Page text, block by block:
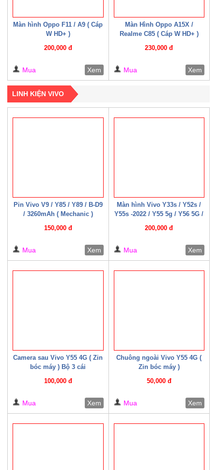
Màn hình Oppo F11 / A9 ( Cáp
W HD+ )
200,000 đ
Mua Xem
Màn Hình Oppo A15X /
Realme C85 ( Cáp W HD+ )
230,000 đ
Mua Xem
LINH KIỆN VIVO
Pin Vivo V9 / Y85 / Y89 / B-D9
/ 3260mAh ( Mechanic )
150,000 đ
Mua Xem
Màn hình Vivo Y33s / Y52s /
Y55s -2022 / Y55 5g / Y56 5G /
Y77e / Y72t / U5 / T2x / T1x /
200,000 đ
Mua Xem
Camera sau Vivo Y55 4G ( Zin
bóc máy ) Bộ 3 cái
100,000 đ
Mua Xem
Chuông ngoài Vivo Y55 4G (
Zin bóc máy )
50,000 đ
Mua Xem